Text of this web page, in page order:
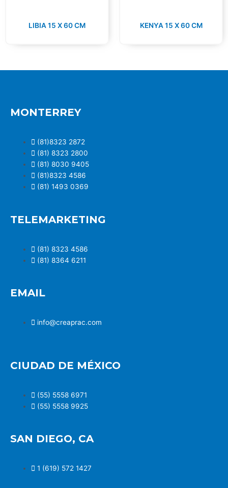
LIBIA 15 X 60 CM KENYA 15 X 60 CM
MONTERREY
(81)8323 2872
(81) 8323 2800
(81) 8030 9405
(81)8323 4586
(81) 1493 0369
TELEMARKETING
(81) 8323 4586
(81) 8364 6211
EMAIL
info@creaprac.com
CIUDAD DE MÉXICO
(55) 5558 6971
(55) 5558 9925
SAN DIEGO, CA
1 (619) 572 1427